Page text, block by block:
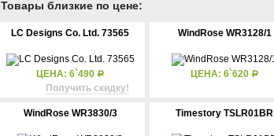
Товары близкие по цене:
LC Designs Co. Ltd. 73565
ЦЕНА: 6`490 Р
Получить скидку!
WindRose WR3128/1
ЦЕНА: 6`620 Р
WindRose WR3830/3 Timestory TSLR01BR